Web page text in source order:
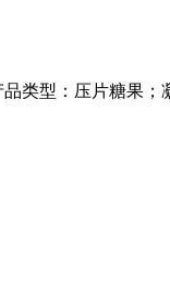
类型：压片糖果